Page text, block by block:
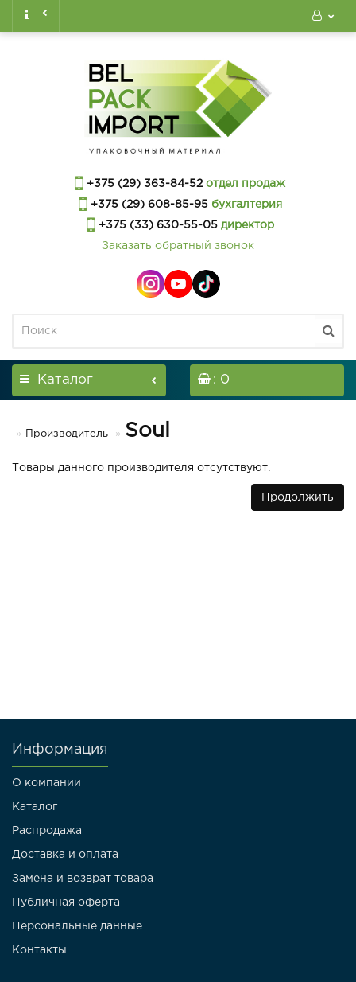
+375 (29) 363-84-52 отдел продаж
+375 (29) 608-85-95бухгалтерия
+375 (33) 630-55-05директор
Заказать обратный звонок
Каталог : 0
Производитель Soul
Товары данного производителя отсутствуют.
Продолжить
Информация
О компании
Каталог
Распродажа
Доставка и оплата
Замена и возврат товара
Публичная оферта
Персональные данные
Контакты